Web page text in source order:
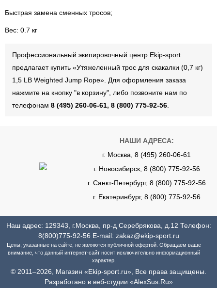
Быстрая замена сменных тросов;
Вес: 0.7 кг
Профессиональный экипировочный центр Ekip-sport
предлагает купить «Утяжеленный трос для скакалки (0,7 кг)
1,5 LB Weighted Jump Rope». Для оформления заказа
нажмите на кнопку "в корзину", либо позвоните нам по
телефонам 8 (495) 260-06-61, 8 (800) 775-92-56
НАШИ АДРЕСА:
г. Москва, 8 (495) 260-06-61
г. Новосибирск, 8 (800) 775-92-56
г. Санкт-Петербург, 8 (800) 775-92-56
г. Екатеринбург, 8 (800) 775-92-56
Наш адрес: 129343, г.Москва, пр-д Серебрякова, д.12 Телефон:
8(800)775-92-56 E-mail: zakaz@ekip-sport.ru
Цены, указанные на сайте, не являются публичной офертой. Обращаем ваше
внимание, что данный интернет-сайт носит исключительно информационный
характер.
© 2011–2026, Магазин «Ekip-sport.ru», Все права защищены.
Разработано в веб-студии «AlexSus.Ru»